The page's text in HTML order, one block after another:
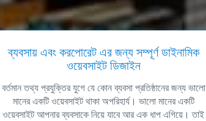
ব্যবসায় এবং করপোরেট এর জন্য সম্পূর্ণ ডাইনামিক
ওয়েবসাইট ডিজাইন
বর্তমান তথ্য প্রযুক্তির যুগে যে কোন ব্যবসা প্রতিষ্ঠানের জন্য ভালো
মানের একটি ওয়েবসাইট থাকা অপরিহার্য। ভালো মানের একটি
ওয়েবসাইট আপনার ব্যবসাকে নিয়ে যাবে আর এক ধাপ এগিয়ে। তাই